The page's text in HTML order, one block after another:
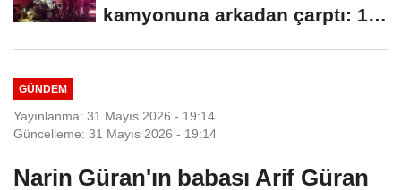
kamyonuna arkadan çarptı: 1
GÜNDEM
Yayınlanma: 31 Mayıs 2026 - 19:14
Güncelleme: 31 Mayıs 2026 - 19:14
Narin Güran'ın babası Arif Güran